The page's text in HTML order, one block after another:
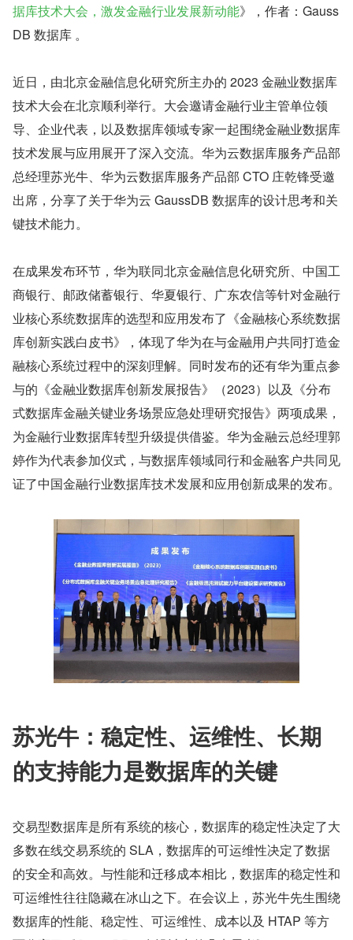
据库技术大会，激发金融行业发展新动能》，作者：Gauss
DB 数据库 。
近日，由北京金融信息化研究所主办的 2023 金融业数据库
技术大会在北京顺利举行。大会邀请金融行业主管单位领
导、企业代表，以及数据库领域专家一起围绕金融业数据库
技术发展与应用展开了深入交流。华为云数据库服务产品部
总经理苏光牛、华为云数据库服务产品部 CTO 庄乾锋受邀
出席，分享了关于华为云 GaussDB 数据库的设计思考和关
键技术能力。
在成果发布环节，华为联同北京金融信息化研究所、中国工
商银行、邮政储蓄银行、华夏银行、广东农信等针对金融行
业核心系统数据库的选型和应用发布了《金融核心系统数据
库创新实践白皮书》，体现了华为在与金融用户共同打造金
融核心系统过程中的深刻理解。同时发布的还有华为重点参
与的《金融业数据库创新发展报告》（2023）以及《分布
式数据库金融关键业务场景应急处理研究报告》两项成果，
为金融行业数据库转型升级提供借鉴。华为金融云总经理郭
婷作为代表参加仪式，与数据库领域同行和金融客户共同见
证了中国金融行业数据库技术发展和应用创新成果的发布。
苏光牛：稳定性、运维性、长期
的支持能力是数据库的关键
交易型数据库是所有系统的核心，数据库的稳定性决定了大
多数在线交易系统的 SLA，数据库的可运维性决定了数据
的安全和高效。与性能和迁移成本相比，数据库的稳定性和
可运维性往往隐藏在冰山之下。在会议上，苏光牛先生围绕
数据库的性能、稳定性、可运维性、成本以及 HTAP 等方